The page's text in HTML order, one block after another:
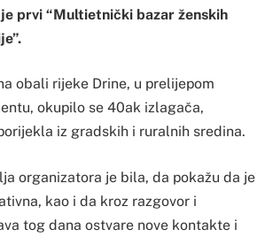
prvi “Multietnički bazar ženskih
obali rijeke Drine, u prelijepom
okupilo se 40ak izlagača,
iz gradskih i ruralnih sredina.
organizatora je bila, da pokažu da je
kao i da kroz razgovor i
tog dana ostvare nove kontakte i